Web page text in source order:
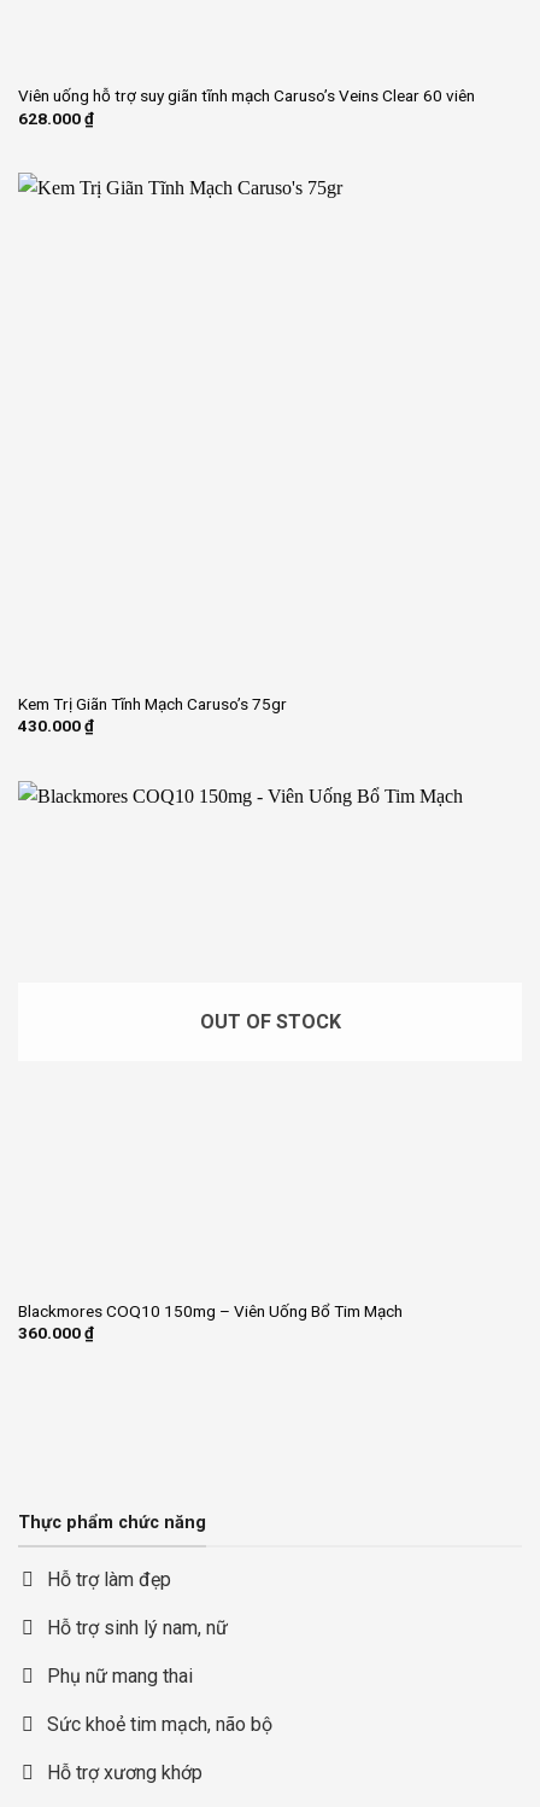
Viên uống hỗ trợ suy giãn tĩnh mạch Caruso’s Veins Clear 60 viên
628.000₫
Kem Trị Giãn Tĩnh Mạch Caruso’s 75gr
430.000₫
OUT OF STOCK
Blackmores COQ10 150mg – Viên Uống Bổ Tim Mạch
360.000₫
Thực phẩm chức năng
Hỗ trợ làm đẹp
Hỗ trợ sinh lý nam, nữ
Phụ nữ mang thai
Sức khoẻ tim mạch, não bộ
Hỗ trợ xương khớp